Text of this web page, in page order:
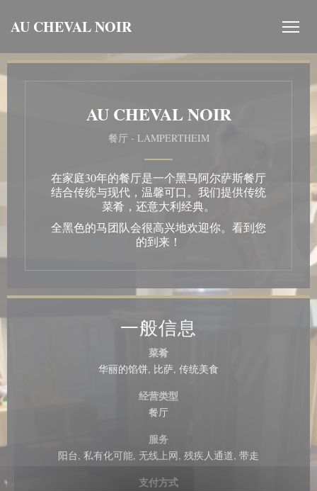
AU CHEVAL NOIR
AU CHEVAL NOIR
餐厅 - LAMPERTHEIM
在家庭30年的餐厅是一个黑马阿尔萨斯餐厅
结合传统与现代，温馨可口。我们提供传统
菜肴，还意大利经典。
全黑色的马团队会很高兴地欢迎你。看到您
的到来！
一般信息
菜肴
华丽的馅饼, 比萨, 传统美食
经营类型
餐厅
服务
阳台, 私有化可能, 无线上网, 残疾人通道, 带走
支付方式